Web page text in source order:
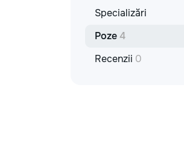
Specializări
Poze4
Recenzii 0